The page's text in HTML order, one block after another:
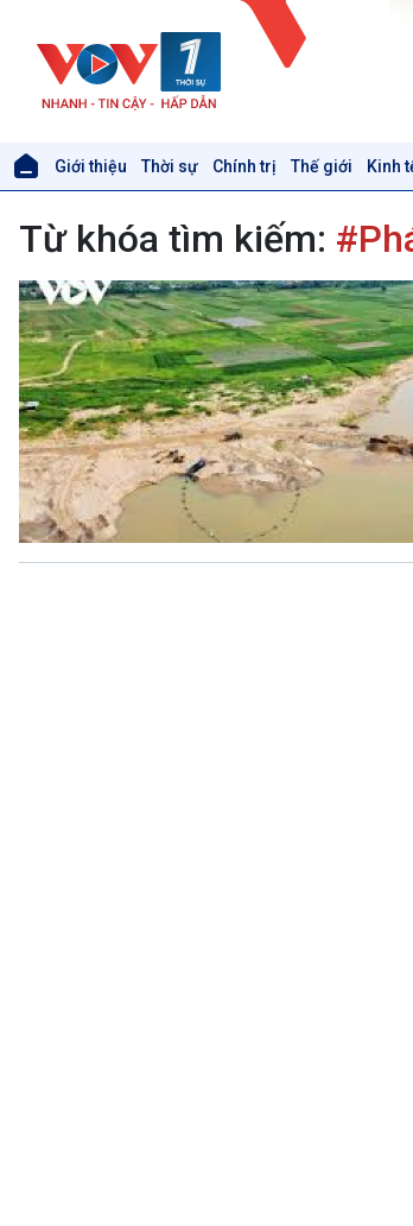
Giới thiệu Thời sự Chính trị Thế giới Kinh
Thời sự 6h
Thời sự 18h
Thời sự 21h30
Bản tin
Chuyên mục
Theo dòng
Xã hội
Tin Đời sống & Xã hội
360 độ Sức khỏe
Khoa học &
Tin Khoa học &
Kết nối công
Từ khóa tìm kiếm: